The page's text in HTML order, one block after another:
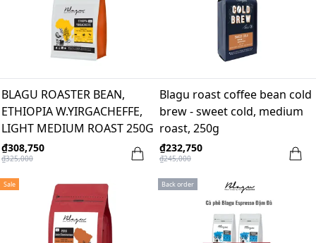
BLAGU ROASTER BEAN,
ETHIOPIA W.YIRGACHEFFE,
LIGHT MEDIUM ROAST 250G
₫308,750
₫325,000
Blagu roast coffee bean cold
brew - sweet cold, medium
roast, 250g
₫232,750
₫245,000
Sale Back order